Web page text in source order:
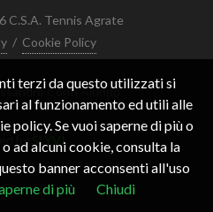
C.S.A. Tennis Agrate
/ Cookie Policy
Conti Alunno
by SLYVI.
terzi da questo utilizzati si
al funzionamento ed utili alle
policy. Se vuoi saperne di più o
ad alcuni cookie, consulta la
banner acconsenti all'uso
di più Chiudi